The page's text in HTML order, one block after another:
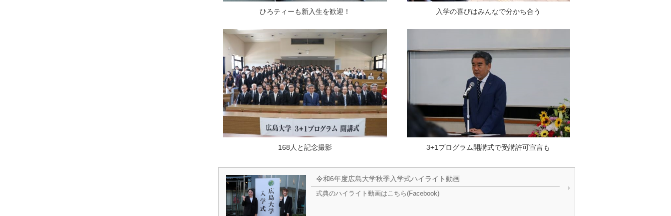
ひろティーも新入生を歓迎！ 入学の喜びはみんなで分かち合う
168人と記念撮影 3+1プログラム開講式で受講許可宣言も
令和6年度広島大学秋季入学式ハイライト動画
式典のハイライト動画はこちら(Facebook)